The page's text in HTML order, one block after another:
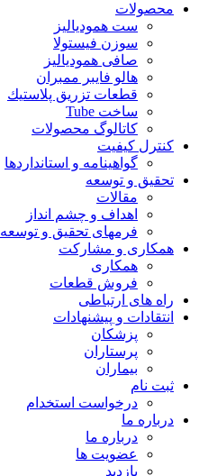
محصولات
ست همودیالیز
سوزن فیستولا
صافی همودیالیز
هالو فایبر ممبران
قطعات تزريق پلاستيك
ساخت Tube
کاتالوگ محصولات
کنترل کیفیت
گواهينامه و استانداردها
تحقيق و توسعه
مقالات
اهداف و چشم انداز
فرمهای تحقیق و توسعه
همکاری و مشارکت
همکاری
فروش قطعات
راه های ارتباطی
انتقادات و پيشنهادات
پزشكان
پرستاران
بيماران
ثبت نام
درخواست استخدام
درباره ما
درباره ما
عضویت ها
بازدید